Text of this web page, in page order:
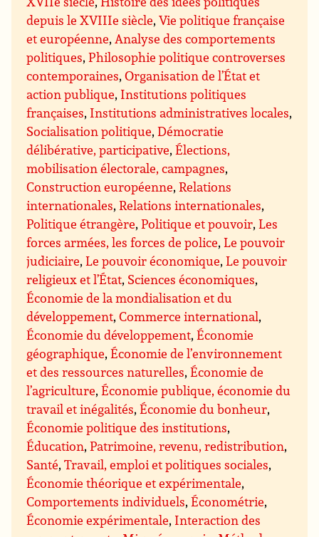
depuis le XVIIIe siècle,Vie politique française
et européenne, Analyse des comportements
politiques,Philosophie politique controverses
contemporaines,Organisation de l’État et
action publique, Institutions politiques
françaises, Institutions administratives locales,
Socialisation politique,Démocratie
délibérative, participative,Élections,
mobilisation électorale, campagnes,
Construction européenne,Relations
internationales,Relations internationales,
Politique étrangère,Politique et pouvoir,Les
forces armées, les forces de police,Le pouvoir
judiciaire,Le pouvoir économique,Le pouvoir
religieux et l’État, Sciences économiques,
Économie de la mondialisation et du
développement,Commerce international,
Économie du développement,Économie
géographique,Économie de l’environnement
et des ressources naturelles,Économie de
l’agriculture,Économie publique, économie du
travail et inégalités,Économie du bonheur,
Économie politique des institutions,
Éducation,Patrimoine, revenu, redistribution,
Santé,Travail, emploi et politiques sociales,
Économie théorique et expérimentale,
Comportements individuels,Économétrie,
Économie expérimentale, Interaction des